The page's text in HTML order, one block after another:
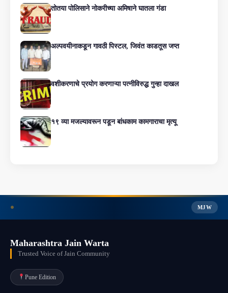
तोतया पोलिसाने नोकरीच्या अमिषाने घातला गंडा
अल्पवयीनाकडून गावठी पिस्टल, जिवंत काडतूस जप्त
वशीकरणाचे प्रयोग करणाऱ्या पत्नीविरुद्ध गुन्हा दाखल
१९ व्या मजल्यावरून पडून बांधकाम कामगाराचा मृत्यू
MJW
Maharashtra Jain Warta
Trusted Voice of Jain Community
Pune Edition